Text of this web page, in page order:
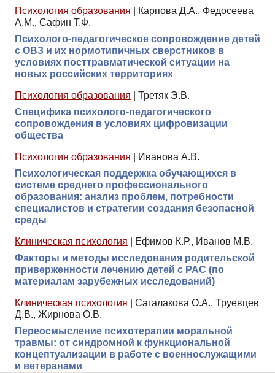
Психология образования
Карпова Д.А., Федосеева
А.М., Сафин Т.Ф.
Психолого-педагогическое сопровождение детей
с ОВЗ и их нормотипичных сверстников в
условиях посттравматической ситуации на
новых российских территориях
Психология образования
Третяк Э.В.
Специфика психолого-педагогического
сопровождения в условиях цифровизации
общества
Психология образования
Иванова А.В.
Психологическая поддержка обучающихся в
системе среднего профессионального
образования: анализ проблем, потребности
специалистов и стратегии создания безопасной
среды
Клиническая психология
Ефимов К.Р., Иванов М.В.
Факторы и методы исследования родительской
приверженности лечению детей с РАС (по
материалам зарубежных исследований)
Клиническая психология
Сагалакова О.А., Труевцев
Д.В., Жирнова О.В.
Переосмысление психотерапии моральной
травмы: от синдромной к функциональной
концептуализации в работе с военнослужащими
и ветеранами